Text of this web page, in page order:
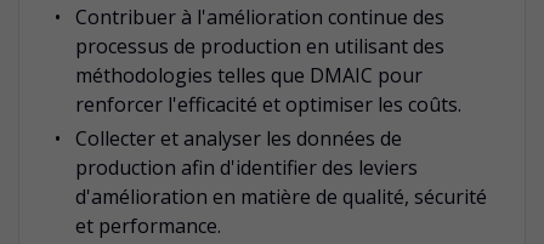
Contribuer à l'amélioration continue des
processus de production en utilisant des
méthodologies telles que DMAIC pour
renforcer l'efficacité et optimiser les coûts.
Collecter et analyser les données de
production afin d'identifier des leviers
d'amélioration en matière de qualité, sécurité
et performance.